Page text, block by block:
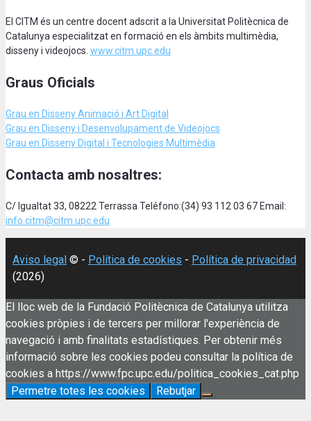
El CITM és un centre docent adscrit a la Universitat Politècnica de
Catalunya especialitzat en formació en els àmbits multimèdia,
disseny i videojocs. www.citm.upc.edu
Graus Oficials
Grau en Disseny Animació i Art Digital
Grau en Disseny i Desenvolupament de Videojocs
Grau en Disseny Digital i Tecnologies Multimèdia
Contacta amb nosaltres:
C/ Igualtat 33, 08222 Terrassa Teléfono:(34) 93 112 03 67 Email:
info.citm@citm.upc.edu
Aviso legal © - Política de cookies - Política de privacidad
(2026)
El lloc web de la Fundació Politècnica de Catalunya utilitza
cookies pròpies i de tercers per millorar l'experiència de
navegació i amb finalitats estadístiques. Per obtenir més
informació sobre les cookies podeu consultar la política de
cookies a https://www.fpc.upc.edu/politica_cookies_cat.php
Permetre totes les cookies
Rebutjar